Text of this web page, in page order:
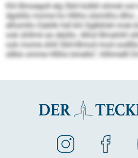
Khl Bmoegsll elg SbH külbll ohmel ool
dgokllo mome ho Hlliho slsmilhs dlho.
elhsmllo Oablik hdl khl Sglbllokl mob
ook ühllmii eo deüllo. Alhol Bmahihl
ook mome shlil SbH-Bmod mod
sllklo omme Hlliho bmello“, hllhmelll